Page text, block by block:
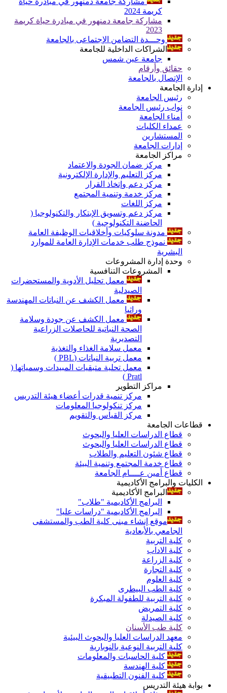
كريمة 2024
مشاركة جامعة دمنهور في مبادرة حياة كريمة
2023
وحـــدة التضامن الإجتماعى بالجامعة
الشراكات الداخلية للجامعة
جامعة عين شمس
حقائق وأرقام
الإتصال بالجامعة
إدارة الجامعة
رئيس الجامعة
نواب رئيس الجامعة
أمناء الجامعة
عمداء الكليات
المستشارين
إدارات الجامعة
مراكز الجامعة
مركز ضمان الجودة والاعتماد
مركز التعليم والإدارة الإلكترونية
مركز دعم وإتخاذ القرار
مركز خدمة وتنمية المجتمع
مركز اللغات
مركز دعم وتسويق الإبتكار والتكنولوجيا (
الحاضنة التكنولوجية )
مدونة سلوكيات وأخلاقيات الوظيفة العامة
نموذج طلب خدمات الإدارة العامة للموارد
البشرية
وحدة إدارة المشروعات
المشروعات التنافسية
معمل تحليل الأدوية والمستحضرات
الصيدلية
معمل الكشف عن النباتات المهندسة
وراثيا
معمل الكشف عن جودة وسلامة
الصحة النباتية للحاصلات الزراعية
التصديرية
معمل سلامة الغذاء والتغذية
معمل تربية النباتات (PBL )
معمل تحلية متبقيات المبيدات وسمياتها (
Pratl )
مراكز التطوير
مركز تنمية قدرات أعضاء هيئة التدريس
مركز تنكولوجيا المعلومات
مركز القياس والتقويم
قطاعات الجامعة
قطاع الدراسات العليا والبحوث
قطاع الدراسات العليا والبحوث
قطاع شئون التعليم والطلاب
قطاع خدمة المجتمع وتنمية البيئة
قطاع أمين عــــام الجامعة
الكليات والبرامج الأكاديمية
البرامج الأكاديمية
البرامج الأكاديمية "طلاب"
البرامج الأكاديمية "دراسات عليا"
موقع إنشاء مبنى كلية الطب والمستشفى
الجامعي بالأبعادية
كلية التربية
كلية الاداب
كلية الزراعة
كلية التجارة
كلية العلوم
كلية الطب البيطرى
كلية التربية للطفولة المبكرة
كلية التمريض
كلية الصيدلة
كلية طب الأسنان
معهد الدراسات العليا والبحوث البيئية
كلية التربية النوعية بالنوبارية
كلية الحاسبات والمعلومات
كلية الهندسة
كلية الفنون التطبيقية
بوابة هيئة التدريس